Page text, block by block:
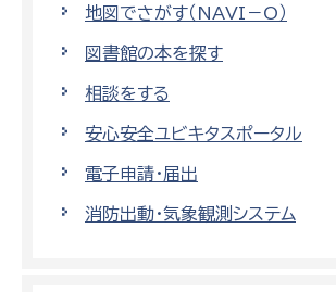
地図でさがす（NAVI－O）
図書館の本を探す
相談をする
安心安全ユビキタスポータル
電子申請・届出
消防出動・気象観測システム